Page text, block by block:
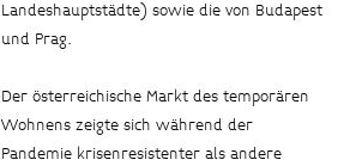
Landeshauptstädte) sowie die von Budapest
und Prag.
Der österreichische Markt des temporären
Wohnens zeigte sich während der
Pandemie krisenresistenter als andere